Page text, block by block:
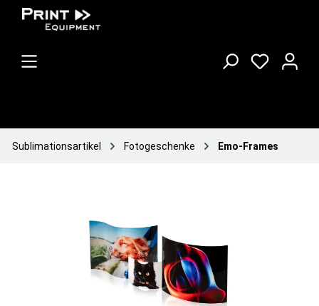
Sublimationsartikel Fotogeschenke Emo-Frames